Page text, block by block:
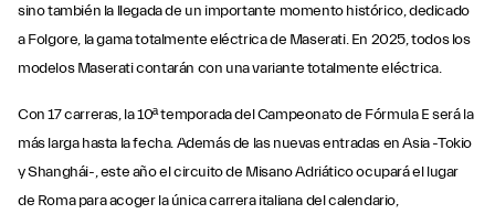
sino también la llegada de un importante momento histórico, dedicado
a Folgore, la gama totalmente eléctrica de Maserati. En 2025, todos los
modelos Maserati contarán con una variante totalmente eléctrica.
Con 17 carreras, la 10ª temporada del Campeonato de Fórmula E será la
más larga hasta la fecha. Además de las nuevas entradas en Asia -Tokio
y Shanghái-, este año el circuito de Misano Adriático ocupará el lugar
de Roma para acoger la única carrera italiana del calendario,